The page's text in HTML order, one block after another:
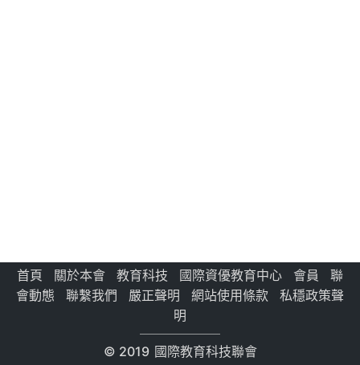
首頁 關於本會 教育科技 國際資優教育中心 會員
聯
會動態
聯繫我們 嚴正聲明 網站使用條款
私穩政策聲
明
© 2019 國際教育科技聯會